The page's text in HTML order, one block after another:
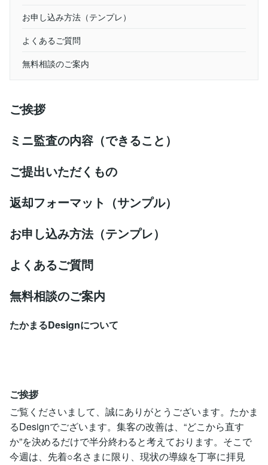
お申し込み方法（テンプレ）
よくあるご質問
無料相談のご案内
ご挨拶
ミニ監査の内容（できること）
ご提出いただくもの
返却フォーマット（サンプル）
お申し込み方法（テンプレ）
よくあるご質問
無料相談のご案内
たかまるDesignについて
ご挨拶
ご覧くださいまして、誠にありがとうございます。たかま
るDesignでございます。集客の改善は、“どこから直す
か”を決めるだけで半分終わると考えております。そこで
今週は、先着○名さまに限り、現状の導線を丁寧に拝見